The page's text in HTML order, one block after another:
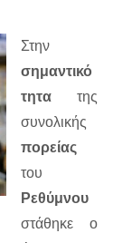
Στην
σημαντικό
τητα της
συνολικής
πορείας
του
Ρεθύμνου
στάθηκε ο